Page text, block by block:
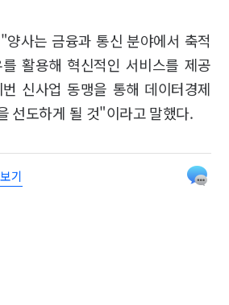
사는 금융과 통신 분야에서 축적
활용해 혁신적인 서비스를 제공
신사업 동맹을 통해 데이터경제
선도하게 될 것"이라고 말했다.
기